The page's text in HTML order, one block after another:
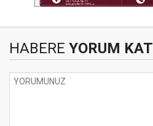
HABERE YORUM KAT